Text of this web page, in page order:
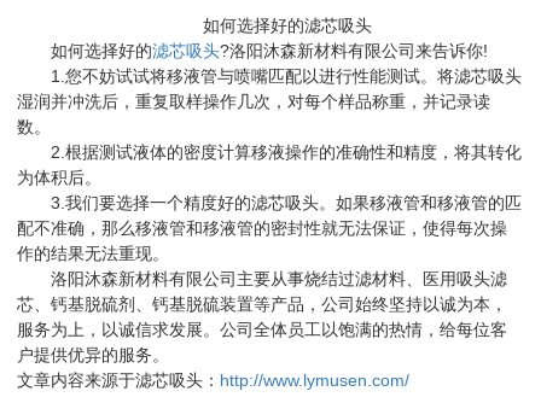
如何选择好的滤芯吸头
如何选择好的滤芯吸头?洛阳沐森新材料有限公司来告诉你!
1.您不妨试试将移液管与喷嘴匹配以进行性能测试。将滤芯吸头
湿润并冲洗后，重复取样操作几次，对每个样品称重，并记录读
数。
2.根据测试液体的密度计算移液操作的准确性和精度，将其转化
为体积后。
3.我们要选择一个精度好的滤芯吸头。如果移液管和移液管的匹
配不准确，那么移液管和移液管的密封性就无法保证，使得每次操
作的结果无法重现。
洛阳沐森新材料有限公司主要从事烧结过滤材料、医用吸头滤
芯、钙基脱硫剂、钙基脱硫装置等产品，公司始终坚持以诚为本，
服务为上，以诚信求发展。公司全体员工以饱满的热情，给每位客
户提供优异的服务。
文章内容来源于滤芯吸头： http://www.lymusen.com/